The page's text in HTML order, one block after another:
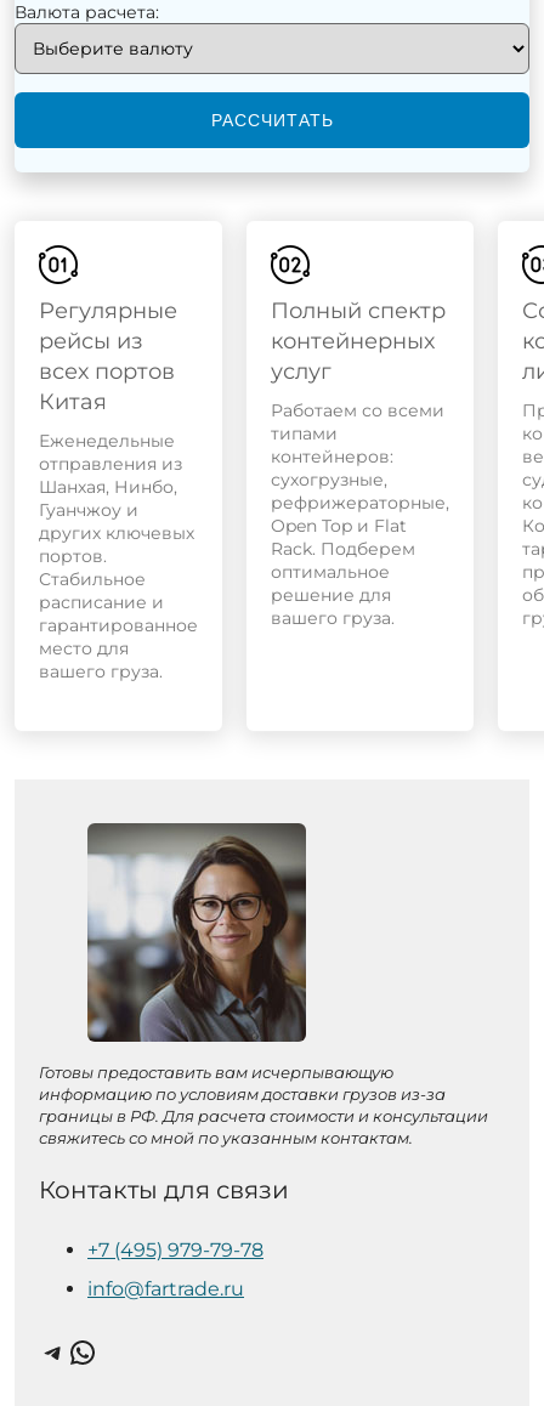
Валюта расчета:
РАССЧИТАТЬ
Регулярные
рейсы из
всех портов
Китая
Еженедельные
отправления из
Шанхая, Нинбо,
Гуанчжоу и
других ключевых
портов.
Стабильное
расписание и
гарантированное
место для
вашего груза.
Полный спектр
контейнерных
услуг
Работаем со всеми
типами
контейнеров:
сухогрузные,
рефрижераторные,
Open Top и Flat
Rack. Подберем
оптимальное
решение для
вашего груза.
Готовы предоставить вам исчерпывающую
информацию по условиям доставки грузов из-за
границы в РФ. Для расчета стоимости и консультации
свяжитесь со мной по указанным контактам.
Контакты для связи
+7 (495) 979-79-78
info@fartrade.ru
Telegram WhatsApp